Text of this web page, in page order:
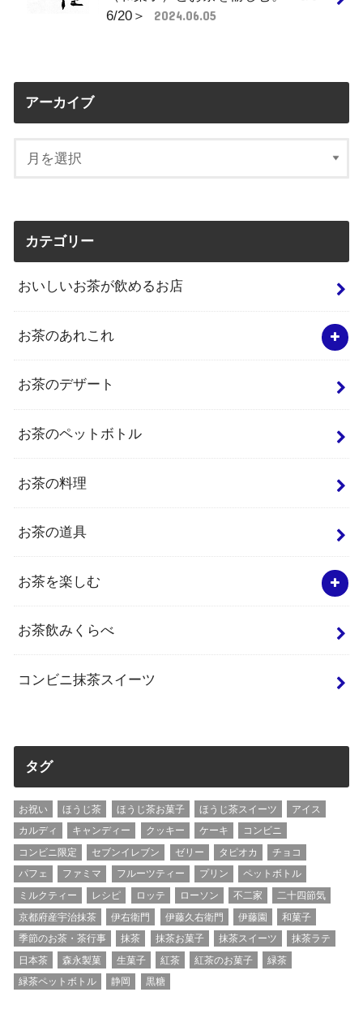
6/20＞
2024.06.05
アーカイブ
カテゴリー
おいしいお茶が飲めるお店
お茶のあれこれ
お茶のデザート
お茶のペットボトル
お茶の料理
お茶の道具
お茶を楽しむ
お茶飲みくらべ
コンビニ抹茶スイーツ
タグ
お祝い ほうじ茶 ほうじ茶お菓子 ほうじ茶スイーツ
アイス
カルディ
キャンディー クッキー ケーキ
コンビニ
コンビニ限定
セブンイレブン ゼリー タピオカ
チョコ
パフェ
ファミマ フルーツティー プリン
ペットボトル
ミルクティー
レシピ ロッテ ローソン 不二家
二十四節気
京都府産宇治抹茶
伊右衛門 伊藤久右衛門 伊藤園
和菓子
季節のお茶・茶行事
抹茶 抹茶お菓子 抹茶スイーツ
抹茶ラテ
日本茶
森永製菓 生菓子 紅茶 紅茶のお菓子
緑茶
緑茶ペットボトル
静岡 黒糖